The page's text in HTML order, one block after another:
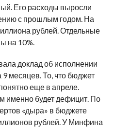
Его расходы выросли
с прошлым годом. На
рублей. Отдельные
на 10%.
доклад об исполнении
месяцев. То, что бюджет
еще в апреле.
именно будет дефицит. По
«дыра» в бюджете
рублей. У Минфина